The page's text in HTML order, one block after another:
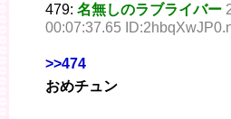
479: 名無しのラブライバー
00:07:37.65
>>474
おめチュン